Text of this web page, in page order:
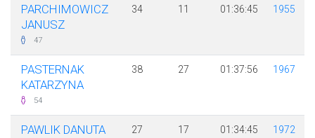
PARCHIMOWICZ
JANUSZ
47
34 11 01:36:45 1955
PASTERNAK
KATARZYNA
54
38 27 01:37:56 1967
PAWLIK DANUTA 27 17 01:34:45 1972